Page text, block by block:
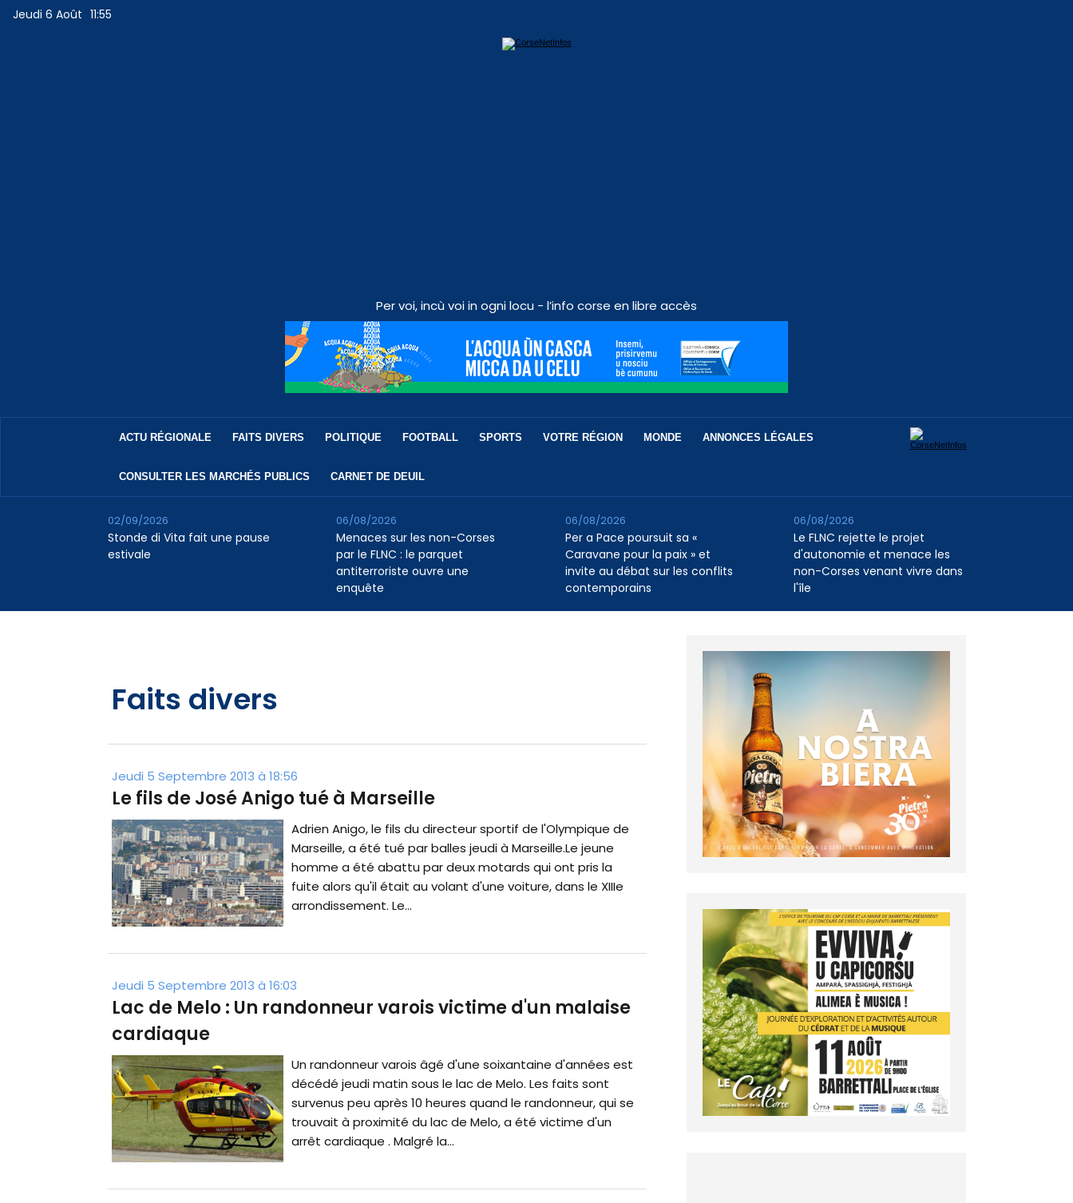
Jeudi 6 Août 11:55
Per voi, incù voi in ogni locu - l’info corse en libre accès
ACTU RÉGIONALE FAITS DIVERS POLITIQUE FOOTBALL SPORTS VOTRE RÉGION MONDE ANNONCES LÉGALES
CONSULTER LES MARCHÉS PUBLICS CARNET DE DEUIL
Stonde di Vita fait une pause
estivale
02/09/2026
Menaces sur les non-Corses
par le FLNC : le parquet
antiterroriste ouvre une
enquête
06/08/2026
Per a Pace poursuit sa «
Caravane pour la paix » et
invite au débat sur les conflits
contemporains
06/08/2026
Le FLNC rejette le projet
d'autonomie et menace les
non-Corses venant vivre dans
l'île
06/08/2026
Faits divers
Jeudi 5 Septembre 2013 à 18:56
Le fils de José Anigo tué à Marseille
Adrien Anigo, le fils du directeur sportif de l'Olympique de
Marseille, a été tué par balles jeudi à Marseille.Le jeune
homme a été abattu par deux motards qui ont pris la
fuite alors qu'il était au volant d'une voiture, dans le XIIIe
arrondissement. Le...
Jeudi 5 Septembre 2013 à 16:03
Lac de Melo : Un randonneur varois victime d'un malaise
cardiaque
Un randonneur varois âgé d'une soixantaine d'années est
décédé jeudi matin sous le lac de Melo. Les faits sont
survenus peu après 10 heures quand le randonneur, qui se
trouvait à proximité du lac de Melo, a été victime d'un
arrêt cardiaque . Malgré la...